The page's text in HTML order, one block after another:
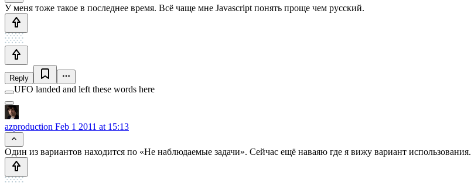
У меня тоже такое в последнее время. Всё чаще мне Javascript понять проще чем русский.
Reply
UFO landed and left these words here
azproduction Feb 1 2011 at 15:13
Один из вариантов находится по «Не наблюдаемые задачи». Сейчас ещё наваяю где я вижу вариант использования.